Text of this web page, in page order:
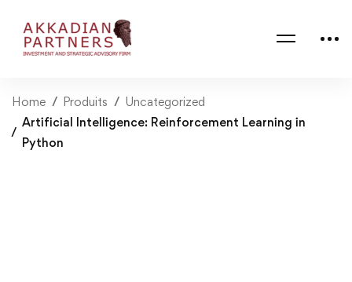
Home Produits
Uncategorized
Artificial Intelligence: Reinforcement Learning in
Python